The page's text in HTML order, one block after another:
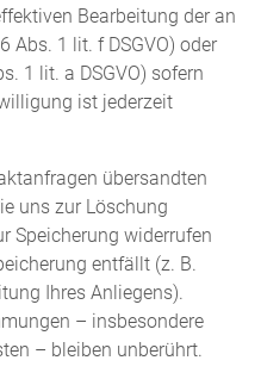
Bearbeitung der an
Abs. 1 lit. f DSGVO) oder
1 lit. a DSGVO) sofern
ist jederzeit
übersandten
uns zur Löschung
Speicherung widerrufen
entfällt (z. B.
Ihres Anliegens).
– insbesondere
– bleiben unberührt.